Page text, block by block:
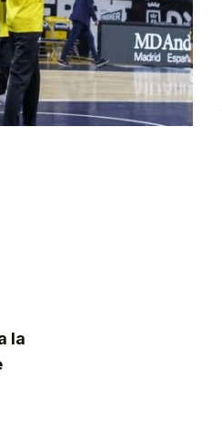
la